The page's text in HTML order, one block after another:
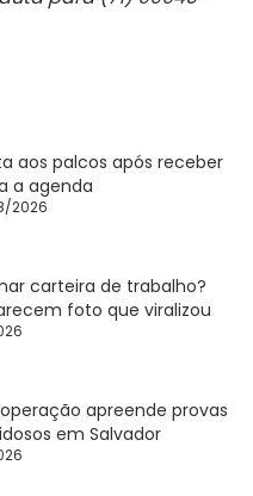
aos palcos após receber
a agenda
2026
carteira de trabalho?
foto que viralizou
apreende provas
em Salvador